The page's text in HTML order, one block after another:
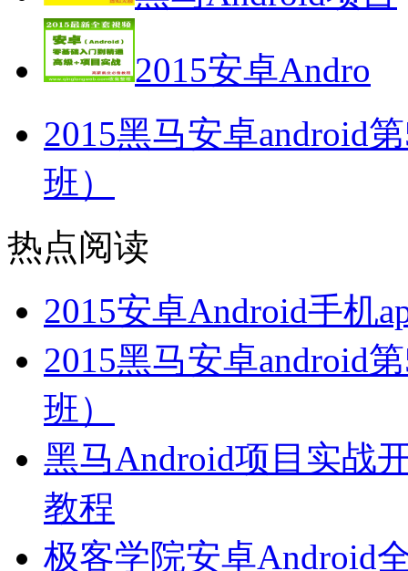
2015安卓Andro
2015黑马安卓android
班）
热点阅读
2015安卓Android手机
2015黑马安卓android
班）
黑马Android项目实战
教程
极客学院安卓Android